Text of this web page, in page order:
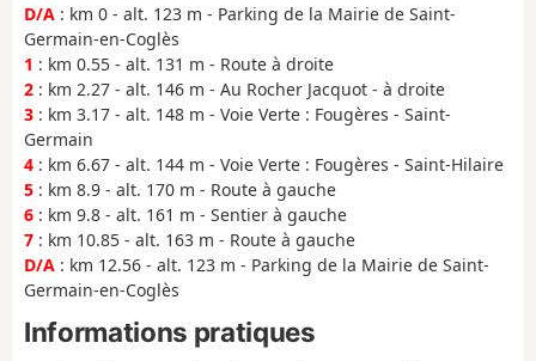
D/A : km 0 - alt. 123 m - Parking de la Mairie de Saint-
Germain-en-Coglès
1 : km 0.55 - alt. 131 m - Route à droite
2 : km 2.27 - alt. 146 m - Au Rocher Jacquot - à droite
3 : km 3.17 - alt. 148 m - Voie Verte : Fougères - Saint-
Germain
4 : km 6.67 - alt. 144 m - Voie Verte : Fougères - Saint-Hilaire
5 : km 8.9 - alt. 170 m - Route à gauche
6 : km 9.8 - alt. 161 m - Sentier à gauche
7 : km 10.85 - alt. 163 m - Route à gauche
D/A : km 12.56 - alt. 123 m - Parking de la Mairie de Saint-
Germain-en-Coglès
Informations pratiques